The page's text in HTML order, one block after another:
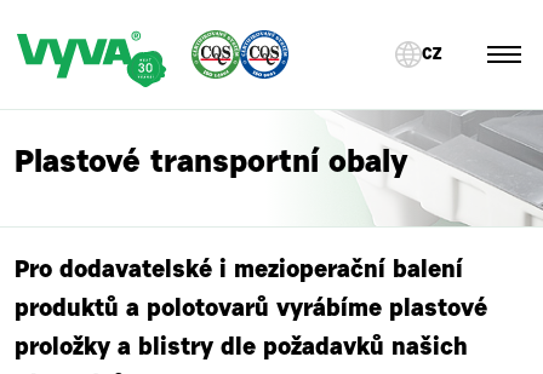
CZ
Plastové transportní obaly
Pro dodavatelské i mezioperační balení
produktů a polotovarů vyrábíme plastové
proložky a blistry dle požadavků našich